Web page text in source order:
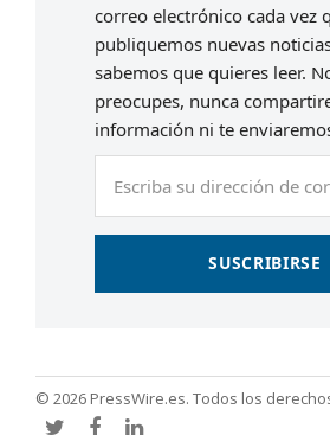
correo electrónico cada vez
publiquemos nuevas
sabemos que quieres leer.
preocupes, nunca
información ni te
SUSCRIBIRSE
© 2026 PressWire.es. Todos los